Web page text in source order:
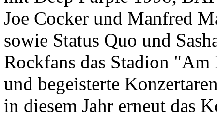
Joe Cocker und Manfred
sowie Status Quo und
Rockfans das Stadion
und begeisterte
in diesem Jahr erneut das